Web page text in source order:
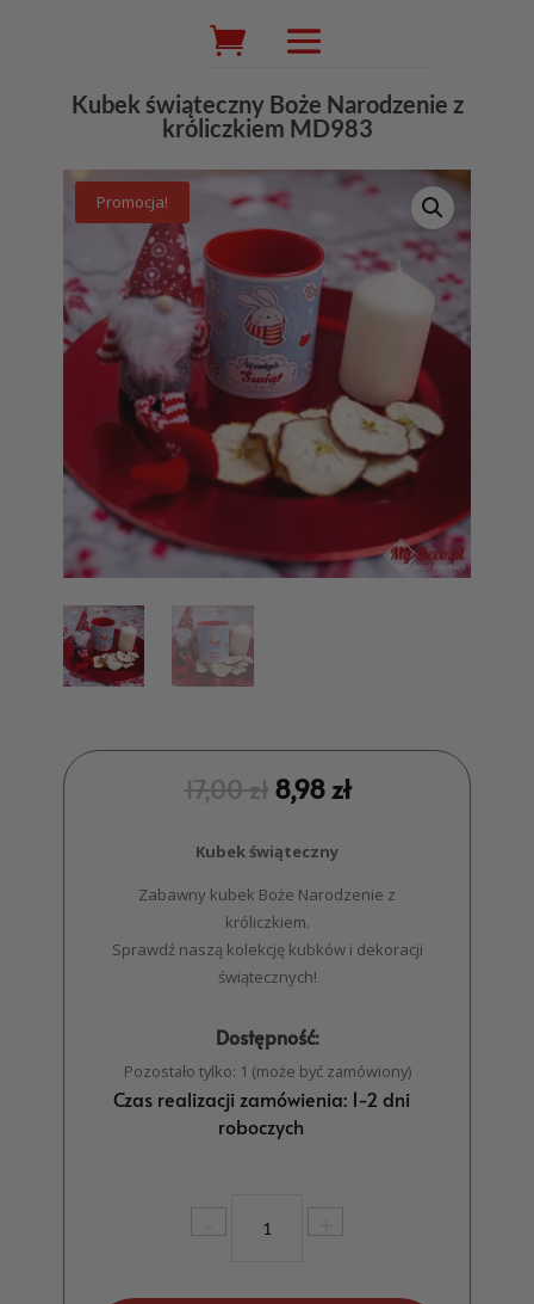
Wyszukiwarka
produktów
Kubek świąteczny Boże Narodzenie z
króliczkiem MD983
Promocja!
17,00zł 8,98zł
Kubek świąteczny
Zabawny kubek Boże Narodzenie z
króliczkiem.
Sprawdź naszą kolekcję kubków i dekoracji
świątecznych!
Dostępność:
Pozostało tylko: 1 (może być zamówiony)
Czas realizacji zamówienia: 1-2 dni
roboczych
-
Kubek
+